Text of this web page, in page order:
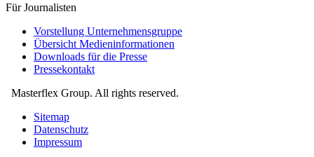
Für Journalisten
Vorstellung Unternehmensgruppe
Übersicht Medieninformationen
Downloads für die Presse
Pressekontakt
Masterflex Group. All rights reserved.
Sitemap
Datenschutz
Impressum